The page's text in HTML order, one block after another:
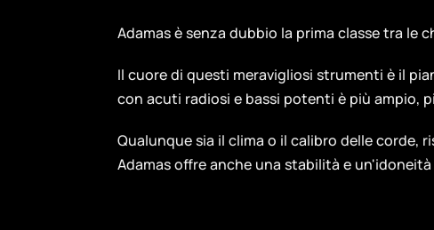
Adamas è senza dubbio la prima classe tra le
Il cuore di questi meravigliosi strumenti è il
con acuti radiosi e bassi potenti è più ampio,
Qualunque sia il clima o il calibro delle corde,
Adamas offre anche una stabilità e